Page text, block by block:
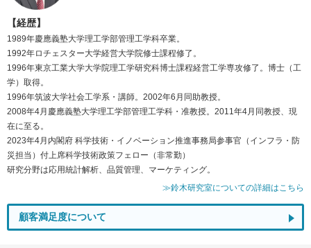
【経歴】
1989年慶應義塾大学理工学部管理工学科卒業。
1992年ロチェスター大学経営大学院修士課程修了。
1996年東京工業大学大学院理工学研究科博士課程経営工学専攻修了。博士（工
学）取得。
1996年筑波大学社会工学系・講師。2002年6月同助教授。
2008年4月慶應義塾大学理工学部管理工学科・准教授。2011年4月同教授、現
在に至る。
2023年4月内閣府 科学技術・イノベーション推進事務局参事官（インフラ・防
災担当）付上席科学技術政策フェロー（非常勤）
研究分野は応用統計解析、品質管理、マーケティング。
≫鈴木研究室についての詳細はこちら
顧客満足度について